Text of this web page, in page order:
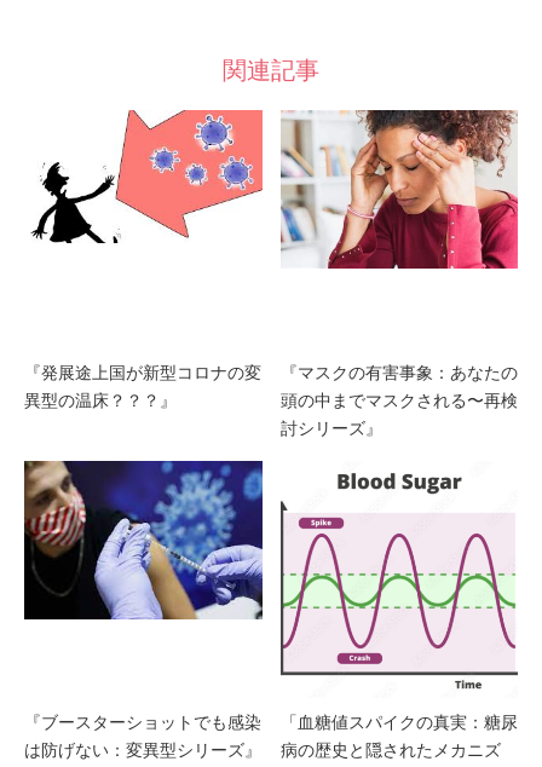
関連記事
『発展途上国が新型コロナの変
異型の温床？？？』
『マスクの有害事象：あなたの
頭の中までマスクされる〜再検
討シリーズ』
『ブースターショットでも感染
は防げない：変異型シリーズ』
「血糖値スパイクの真実：糖尿
病の歴史と隠されたメカニズ